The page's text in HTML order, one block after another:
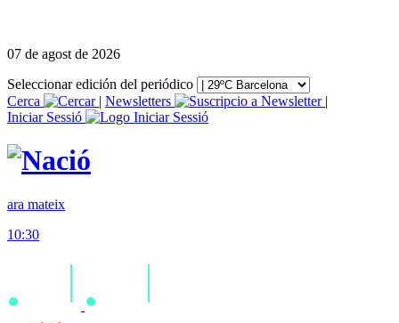
07 de agost de 2026
Seleccionar edición del periódico
Cerca
| Newsletters
|
Iniciar Sessió
ara mateix
10:30